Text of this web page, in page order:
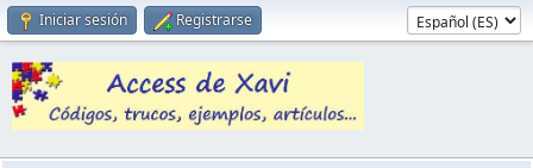
Iniciar sesión Registrarse